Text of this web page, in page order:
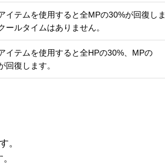
イテムを使用すると全MPの30%が回復しま
ールタイムはありません。
イテムを使用すると全HPの30%、MPの
回復します。
。